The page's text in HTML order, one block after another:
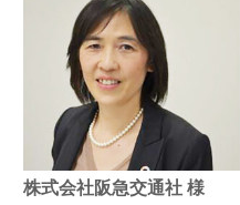
株式会社阪急交通社 様